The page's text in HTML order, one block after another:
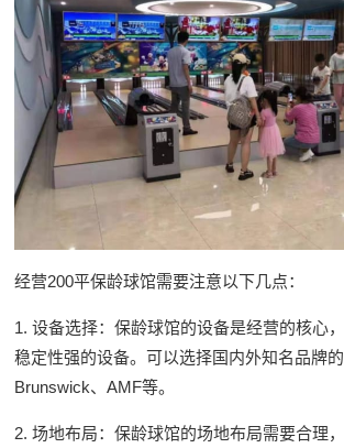
经营200平保龄球馆需要注意以下几点：
1. 设备选择：保龄球馆的设备是经营的核心
稳定性强的设备。可以选择国内外知名品牌
Brunswick、AMF等。
2. 场地布局：保龄球馆的场地布局需要合理